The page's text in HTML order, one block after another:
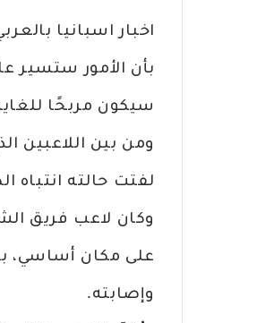
اخبار اسبانيا
بأن الأمور ستسير
سيكون مربحًا
ومن بين اللاعبين
لفتت حالته انتباه
وكان لاعب فريق
على مكان أساسي،
وإصابته.